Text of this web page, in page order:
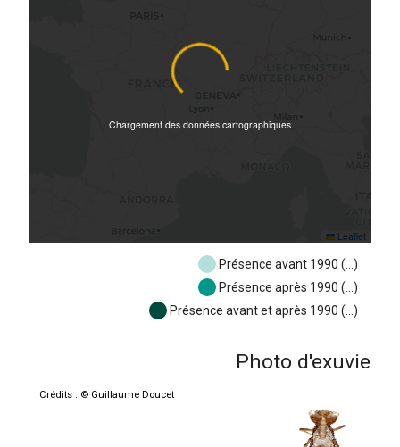
Chargement des données cartographiques
Leaflet
Présence avant 1990 ( …)
Présence après 1990 ( …)
Présence avant et après 1990 ( …)
Photo d'exuvie
Crédits : © Guillaume Doucet